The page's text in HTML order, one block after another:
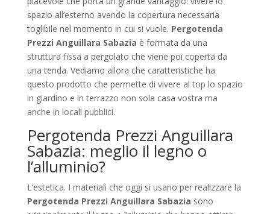
spazio all’esterno avendo la copertura necessaria
toglibile nel momento in cui si vuole. Pergotenda
Prezzi Anguillara Sabazia è formata da una
struttura fissa a pergolato che viene poi coperta da
una tenda. Vediamo allora che caratteristiche ha
questo prodotto che permette di vivere al top lo spazio
in giardino e in terrazzo non sola casa vostra ma
anche in locali pubblici.
Pergotenda Prezzi Anguillara
Sabazia: meglio il legno o
l’alluminio?
L’estetica. I materiali che oggi si usano per realizzare la
Pergotenda Prezzi Anguillara Sabazia sono